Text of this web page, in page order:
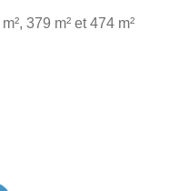
379 m² et 474 m²